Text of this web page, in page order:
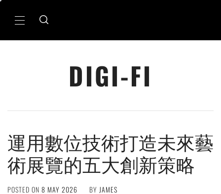
Primary
DIGI-FI
運用數位技術打造未來藝
術展覽的五大創新策略
POSTED ON 8 MAY 2026 BY JAMES